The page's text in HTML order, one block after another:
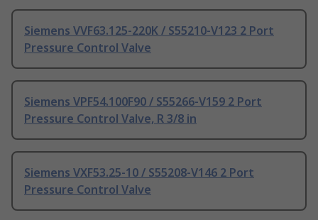
Siemens VVF63.125-220K / S55210-V123 2 Port
Pressure Control Valve
Siemens VPF54.100F90 / S55266-V159 2 Port
Pressure Control Valve, R 3/8 in
Siemens VXF53.25-10 / S55208-V146 2 Port
Pressure Control Valve